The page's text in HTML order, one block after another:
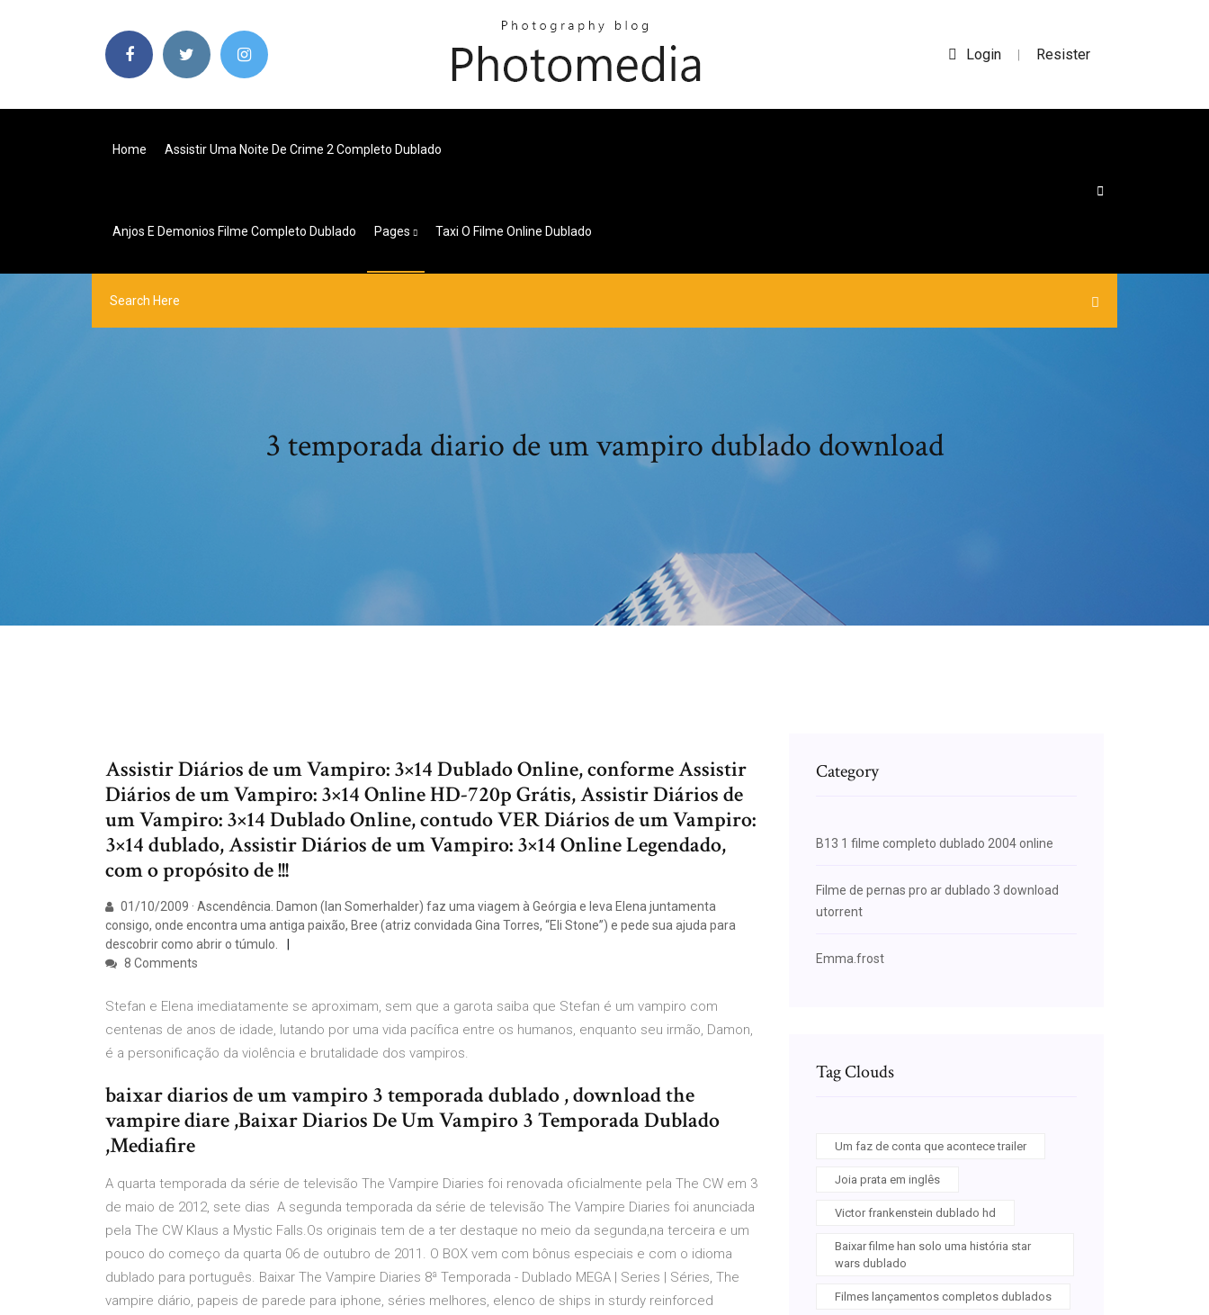
Login | Resister
Home Assistir Uma Noite De Crime 2 Completo Dublado
Anjos E Demonios Filme Completo Dublado Pages Taxi O Filme Online Dublado
3 temporada diario de um vampiro dublado download
Assistir Diários de um Vampiro: 3×14 Dublado Online, conforme Assistir
Diários de um Vampiro: 3×14 Online HD-720p Grátis, Assistir Diários de
um Vampiro: 3×14 Dublado Online, contudo VER Diários de um Vampiro:
3×14 dublado, Assistir Diários de um Vampiro: 3×14 Online Legendado,
com o propósito de !!!
01/10/2009 · Ascendência. Damon (Ian Somerhalder) faz uma viagem à Geórgia e leva Elena juntamenta
consigo, onde encontra uma antiga paixão, Bree (atriz convidada Gina Torres, “Eli Stone”) e pede sua ajuda para
descobrir como abrir o túmulo.
8 Comments
Stefan e Elena imediatamente se aproximam, sem que a garota saiba que Stefan é um vampiro com
centenas de anos de idade, lutando por uma vida pacífica entre os humanos, enquanto seu irmão, Damon,
é a personificação da violência e brutalidade dos vampiros.
baixar diarios de um vampiro 3 temporada dublado , download the
vampire diare ,Baixar Diarios De Um Vampiro 3 Temporada Dublado
,Mediafire
A quarta temporada da série de televisão The Vampire Diaries foi renovada oficialmente pela The CW em 3
de maio de 2012, sete dias A segunda temporada da série de televisão The Vampire Diaries foi anunciada
pela The CW Klaus a Mystic Falls.Os originais tem de a ter destaque no meio da segunda,na terceira e um
pouco do começo da quarta 06 de outubro de 2011. O BOX vem com bônus especiais e com o idioma
dublado para português. Baixar The Vampire Diaries 8ª Temporada - Dublado MEGA | Series | Séries, The
vampire diário, papeis de parede para iphone, séries melhores, elenco de ships in sturdy reinforced
Category
B13 1 filme completo dublado 2004 online
Filme de pernas pro ar dublado 3 download
utorrent
Emma.frost
Tag Clouds
Um faz de conta que acontece trailer
Joia prata em inglês
Victor frankenstein dublado hd
Baixar filme han solo uma história star
wars dublado
Filmes lançamentos completos dublados